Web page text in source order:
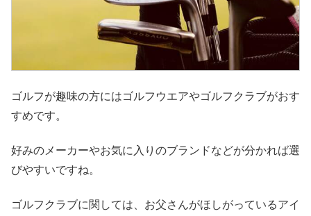
ゴルフが趣味の方にはゴルフウエアやゴルフクラブがおす
すめです。
好みのメーカーやお気に入りのブランドなどが分かれば選
びやすいですね。
ゴルフクラブに関しては、お父さんがほしがっているアイ